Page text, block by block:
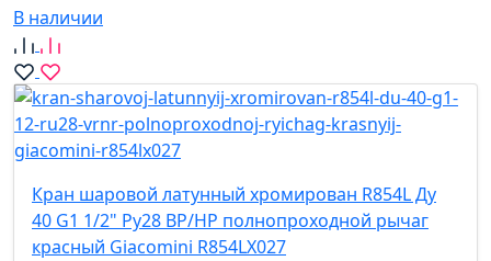
В наличии
Кран шаровой латунный хромирован R854L Ду
40 G1 1/2" Ру28 ВР/НР полнопроходной рычаг
красный Giacomini R854LX027